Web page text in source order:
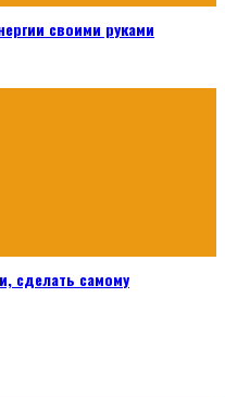
своими руками
сделать самому